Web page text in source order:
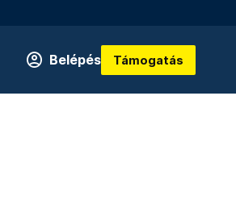
Belépés Támogatás